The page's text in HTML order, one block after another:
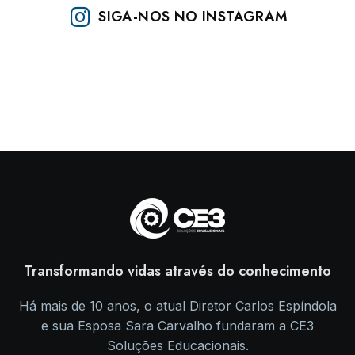
SIGA-NOS NO INSTAGRAM
Transformando vidas através do conhecimento
Há mais de 10 anos, o atual Diretor Carlos Espíndola
e sua Esposa Sara Carvalho fundaram a CE3
Soluções Educacionais.